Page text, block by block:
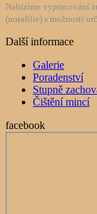
Nabízíme vypracování
(notafilie) s možností
Další informace
Galerie
Poradenství
Stupně
Čištění mincí
facebook